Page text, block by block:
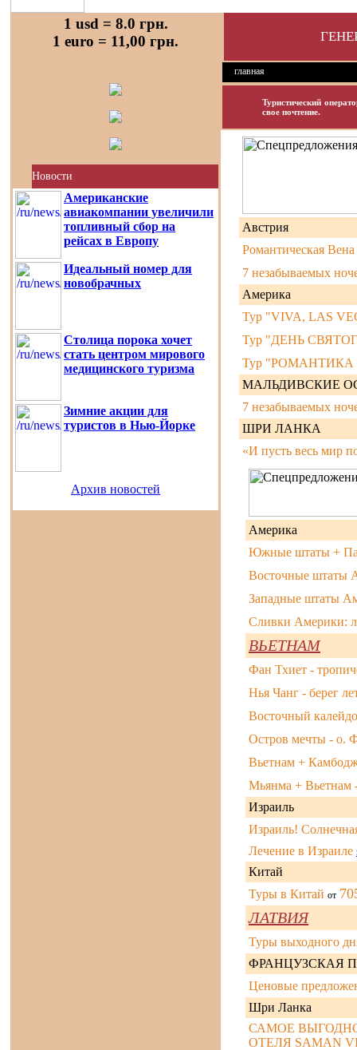
1 usd = 8.0 грн.
1 euro = 11,00 грн.
Новости
Американские
авиакомпании увеличили
топливный сбор на
рейсах в Европу
Идеальный номер для
новобрачных
Столица порока хочет
стать центром мирового
медицинского туризма
Зимние акции для
туристов в Нью-Йорке
Архив новостей
главная
Туристический
свое почтение.
Австрия
Романтическая
7 незабываемых
Америка
Тур "VIVA, LAS
Тур "ДЕНЬ
Тур
МАЛЬДИВСКИЕ
7 незабываемых
ШРИ ЛАНКА
«И пусть весь мир
Америка
Южные штаты +
Восточные штаты
Западные штаты
Сливки Америки:
ВЬЕТНАМ
Фан Тхиет -
Нья Чанг - берег
Восточный
Остров мечты - о.
Вьетнам +
Мьянма + Вьетнам
Израиль
Израиль!
Лечение в Израиле
Китай
Туры в Китай от
ЛАТВИЯ
Туры выходного
ФРАНЦУЗСКАЯ
Ценовые
Шри Ланка
САМОЕ
ОТЕЛЯ SAMAN